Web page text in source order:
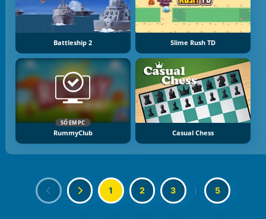
Battleship 2 Slime Rush TD
SÓ EM PC
RummyClub Casual Chess
1 2 3 | 5